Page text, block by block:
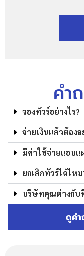
คำ
จองทัวร์อย่างไร?
จ่ายเงินแล้วต้องอ
มีค่าใช้จ่ายแอบแ
ยกเลิกทัวร์ได้ไหม
บริษัทคุณต่างกับ
ดูค